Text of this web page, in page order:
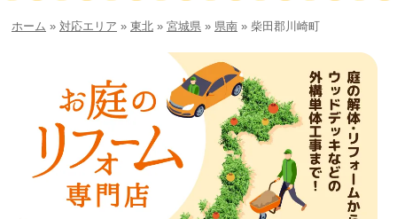
ホーム » 対応エリア » 東北 » 宮城県 » 県南 » 柴田郡川崎町